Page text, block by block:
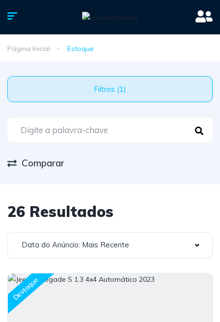
Página Inicial Estoque
Filtros (1)
Comparar
26 Resultados
Data do Anúncio: Mais Recente
Destaque